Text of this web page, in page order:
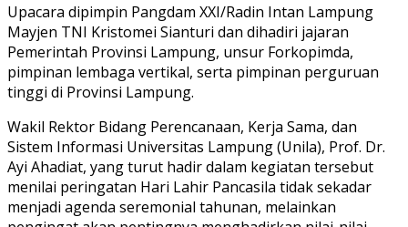
Upacara dipimpin Pangdam XXI/Radin Intan Lampung
Mayjen TNI Kristomei Sianturi dan dihadiri jajaran
Pemerintah Provinsi Lampung, unsur Forkopimda,
pimpinan lembaga vertikal, serta pimpinan perguruan
tinggi di Provinsi Lampung.
Wakil Rektor Bidang Perencanaan, Kerja Sama, dan
Sistem Informasi Universitas Lampung (Unila), Prof. Dr.
Ayi Ahadiat, yang turut hadir dalam kegiatan tersebut
menilai peringatan Hari Lahir Pancasila tidak sekadar
menjadi agenda seremonial tahunan, melainkan